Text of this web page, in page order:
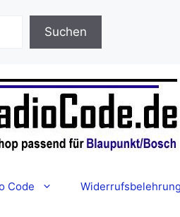
Suchen
Code Widerrufsbelehrung